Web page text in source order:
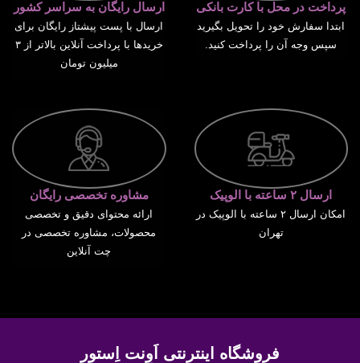
پرداخت در محل با کارت بانکی
ابتدا سفارش خود را تحویل بگیرید
سپس وجه آن را پرداخت کنید.
ارسال رایگان به سراسر کشور
ارسال با پست پیشتاز رایگان برای
خریدها با پرداخت آنلاین بالاتر از ۳
میلیون تومان
ارسال ۲ ساعته با الوپیک
امکان ارسال ۲ ساعته با الوپیک در
تهران
مشاوره تخصصی رایگان
ارائه محتوای دقیق و تخصصی
محصولات، مشاوره تخصصی در
چت آنلاین
فروشگاه اینترنتی اَوِنت اِستور